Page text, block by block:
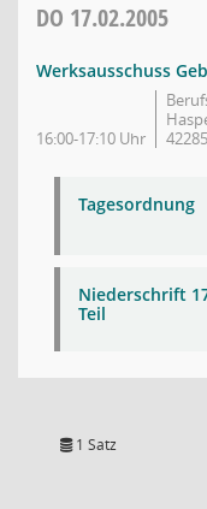
DO 17.02.2005
Werksausschuss
16:00-17:10 Uhr
Tagesordnung
Niederschrift
Teil
1 Satz